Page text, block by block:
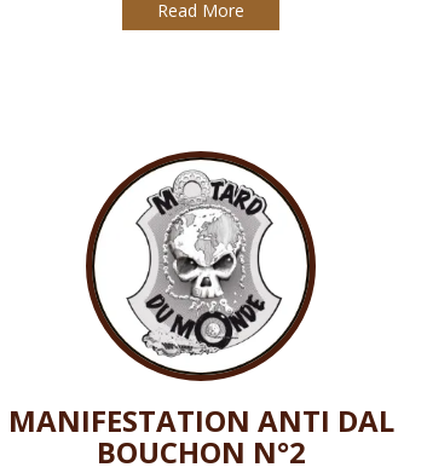
Read More
MANIFESTATION ANTI DAL
BOUCHON N°2